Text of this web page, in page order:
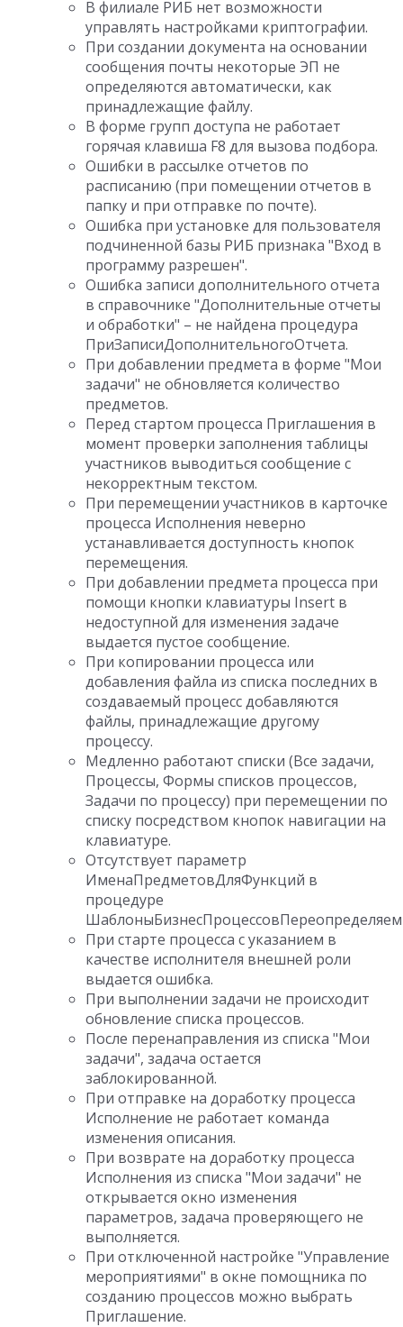
В филиале РИБ нет возможности
управлять настройками криптографии.
При создании документа на основании
сообщения почты некоторые ЭП не
определяются автоматически, как
принадлежащие файлу.
В форме групп доступа не работает
горячая клавиша F8 для вызова подбора.
Ошибки в рассылке отчетов по
расписанию (при помещении отчетов в
папку и при отправке по почте).
Ошибка при установке для пользователя
подчиненной базы РИБ признака "Вход в
программу разрешен".
Ошибка записи дополнительного отчета
в справочнике "Дополнительные отчеты
и обработки" – не найдена процедура
ПриЗаписиДополнительногоОтчета.
При добавлении предмета в форме "Мои
задачи" не обновляется количество
предметов.
Перед стартом процесса Приглашения в
момент проверки заполнения таблицы
участников выводиться сообщение с
некорректным текстом.
При перемещении участников в карточке
процесса Исполнения неверно
устанавливается доступность кнопок
перемещения.
При добавлении предмета процесса при
помощи кнопки клавиатуры Insert в
недоступной для изменения задаче
выдается пустое сообщение.
При копировании процесса или
добавления файла из списка последних в
создаваемый процесс добавляются
файлы, принадлежащие другому
процессу.
Медленно работают списки (Все задачи,
Процессы, Формы списков процессов,
Задачи по процессу) при перемещении по
списку посредством кнопок навигации на
клавиатуре.
Отсутствует параметр
ИменаПредметовДляФункций в
процедуре
При старте процесса с указанием в
качестве исполнителя внешней роли
выдается ошибка.
При выполнении задачи не происходит
обновление списка процессов.
После перенаправления из списка "Мои
задачи", задача остается
заблокированной.
При отправке на доработку процесса
Исполнение не работает команда
изменения описания.
При возврате на доработку процесса
Исполнения из списка "Мои задачи" не
открывается окно изменения
параметров, задача проверяющего не
выполняется.
При отключенной настройке "Управление
мероприятиями" в окне помощника по
созданию процессов можно выбрать
Приглашение.